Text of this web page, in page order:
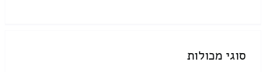
סוגי מכולות